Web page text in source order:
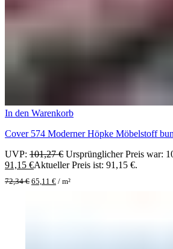
In den Warenkorb
Cover 574 Moderner Höpke Möbelstoff
UVP: 101,27€ Ursprünglicher Preis war:
91,15 €Aktueller Preis ist: 91,15 €.
72,34€ 65,11 € / m²